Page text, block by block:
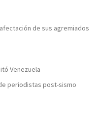
de sus agremiados
Venezuela
periodistas post-sismo